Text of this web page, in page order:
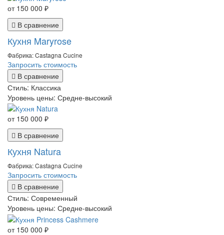
от 150 000 ₽
В сравнение
Кухня Maryrose
Фабрика: Castagna Cucine
Запросить стоимость
В сравнение
Стиль: Классика
Уровень цены: Средне-высокий
от 150 000 ₽
В сравнение
Кухня Natura
Фабрика: Castagna Cucine
Запросить стоимость
В сравнение
Стиль: Современный
Уровень цены: Средне-высокий
от 150 000 ₽